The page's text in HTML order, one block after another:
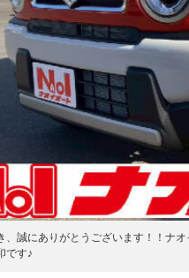
、誠にありがとうございます！！ナ
です♪